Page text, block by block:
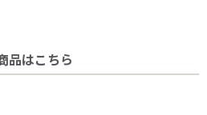
品はこちら